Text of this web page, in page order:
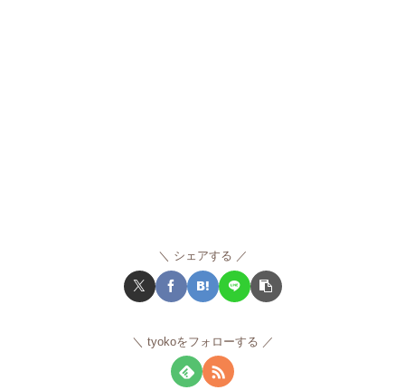
シェアする
tyokoをフォローする